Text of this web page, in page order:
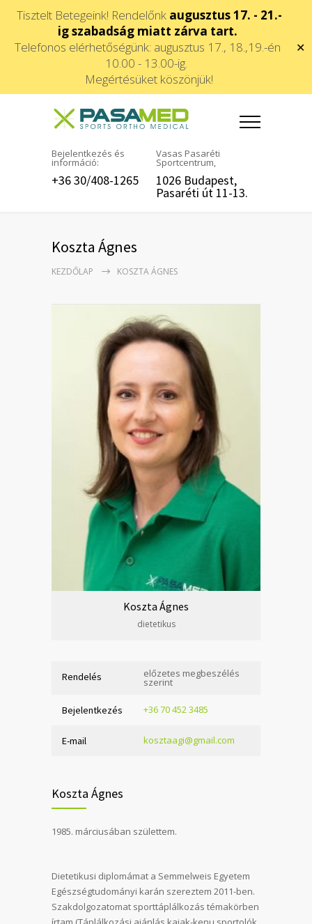
Tisztelt Betegeink! Rendelőnk augusztus 17. - 21.-
ig szabadság miatt zárva tart.
Telefonos elérhetőségünk: augusztus 17., 18.,19.-én
10.00 - 13.00-ig.
Megértésüket köszönjük!
✕
Bejelentkezés és
információ:
+36 30/408-1265
Vasas Pasaréti
Sportcentrum,
1026 Budapest,
Pasaréti út 11-13.
Koszta Ágnes
KEZDŐLAP KOSZTA ÁGNES
Koszta Ágnes
dietetikus
Rendelés előzetes megbeszélés
szerint
Bejelentkezés +36 70 452 3485
E-mail kosztaagi@gmail.com
Koszta Ágnes
1985. márciusában születtem.
Dietetikusi diplomámat a Semmelweis Egyetem
Egészségtudományi karán szereztem 2011-ben.
Szakdolgozatomat sporttáplálkozás témakörben